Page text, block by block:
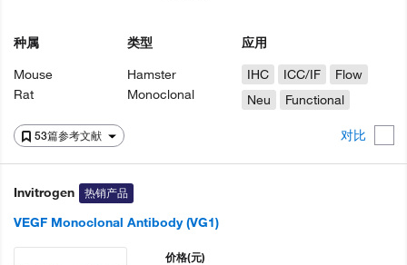
53篇参考文献 对比
种属
Mouse
Rat
类型
Hamster
Monoclonal
应用
IHC
ICC/IF
Flow
Neu
Functional
Invitrogen 热销产品
VEGF Monoclonal Antibody (VG1)
价格(元)